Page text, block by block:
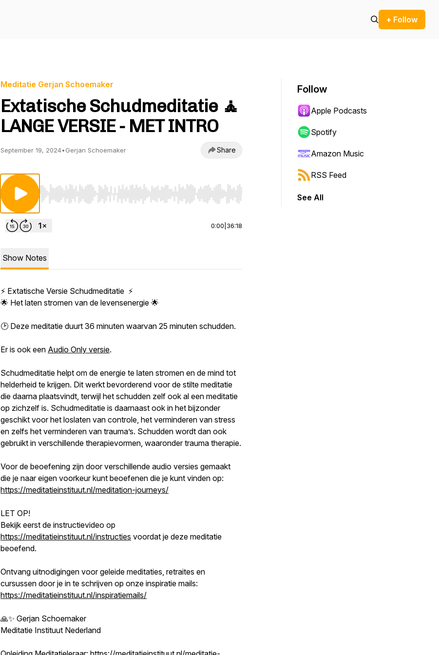
+ Follow
Meditatie Gerjan Schoemaker
Extatische Schudmeditatie 🧘
LANGE VERSIE - MET INTRO
September 19, 2024•Gerjan Schoemaker Share
Use Left/Right to seek, Home/End to jump to start or end. Hold shift to jump forward or backward.
0:00 36:18
Show Notes
⚡ Extatische Versie Schudmeditatie ⚡
🌟 Het laten stromen van de levensenergie 🌟
🕑 Deze meditatie duurt 36 minuten waarvan 25 minuten schudden.
Er is ook een Audio Only versie.
Schudmeditatie helpt om de energie te laten stromen en de mind tot
helderheid te krijgen. Dit werkt bevorderend voor de stilte meditatie
die daarna plaatsvindt, terwijl het schudden zelf ook al een meditatie
op zichzelf is. Schudmeditatie is daarnaast ook in het bijzonder
geschikt voor het loslaten van controle, het verminderen van stress
en zelfs het verminderen van trauma’s. Schudden wordt dan ook
gebruikt in verschillende therapievormen, waaronder trauma therapie.
Voor de beoefening zijn door verschillende audio versies gemaakt
die je naar eigen voorkeur kunt beoefenen die je kunt vinden op:
https://meditatieinstituut.nl/meditation-journeys/
LET OP!
Bekijk eerst de instructievideo op
https://meditatieinstituut.nl/instructies voordat je deze meditatie
beoefend.
Ontvang uitnodigingen voor geleide meditaties, retraites en
cursussen door je in te schrijven op onze inspiratie mails:
https://meditatieinstituut.nl/inspiratiemails/
🙏✨ Gerjan Schoemaker
Meditatie Instituut Nederland
Follow
Apple Podcasts
Spotify
Amazon Music
RSS Feed
See All